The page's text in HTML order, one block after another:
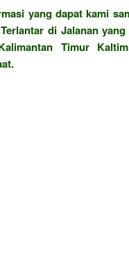
yang dapat kami
di Jalanan
Timur